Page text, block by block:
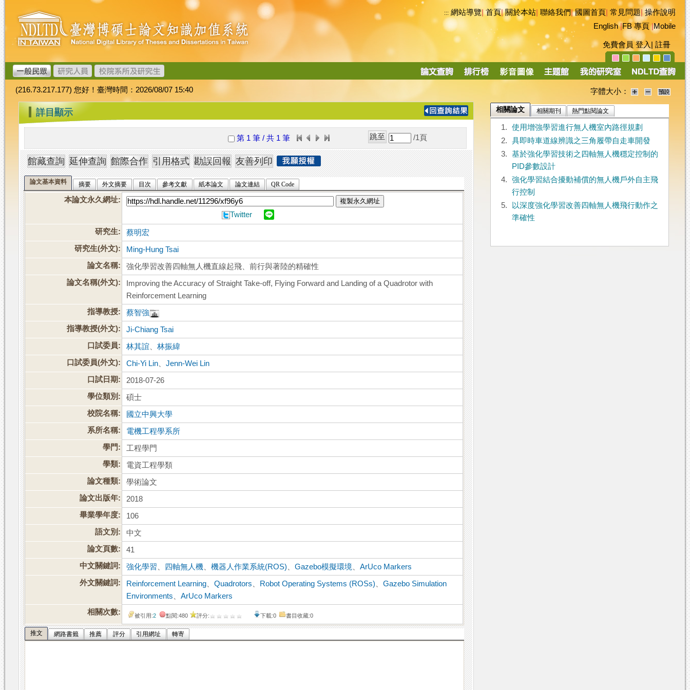
跳
到
主
要
內
容
臺
灣
博
碩
士
論
文
加
值
系
統
::: 網站導覽|首頁|關於本站 聯絡我們|國圖首頁 常見問題|操作說明
English|FB 專頁|Mobile
免費會員 登入 註冊
導
(216.73.217.177) 您好！臺灣時間：2026/08/07 15:40 字體大小：
::: 詳目顯示
第 1 筆 / 共 1 筆 /1 頁
論文基本資料 摘要 外文摘要 目次 參考文獻 紙本論文 論文連結 QR Code
本論文永久網址: 複製永久網址
Twitter
研究生:
蔡明宏
研究生(外文):
Ming-Hung Tsai
論文名稱:
強化學習改善四軸無人機直線起飛、前行與著陸的精確性
論文名稱(外文):
Improving the Accuracy of Straight Take-off, Flying Forward and Landing of a Quadrotor with
Reinforcement Learning
指導教授:
蔡智強
指導教授(外文):
Ji-Chiang Tsai
口試委員:
林其誼 、林振緯
口試委員(外文):
Chi-Yi Lin 、Jenn-Wei Lin
口試日期:
2018-07-26
學位類別:
碩士
校院名稱:
國立中興大學
系所名稱:
電機工程學系所
學門:
工程學門
學類:
電資工程學類
論文種類:
學術論文
論文出版年:
2018
畢業學年度:
106
語文別:
中文
論文頁數:
41
中文關鍵詞:
強化學習 四軸無人機 、機器人作業系統(ROS) 、Gazebo模擬環境 、ArUco Markers
外文關鍵詞:
Reinforcement Learning 、Quadrotors Robot Operating Systems (ROSs) 、Gazebo Simulation
Environments 、ArUco Markers
相關次數:
被引用:2 點閱:480 評分: 下載:0 書目收藏:0
推文 網路書籤 推薦 評分 引用網址 轉寄
相關論文 相關期刊 熱門點閱論文
1.
使用增強學習進行無人機室內路徑規劃
2.
具即時車道線辨識之三角履帶自走車開發
3.
基於強化學習技術之四軸無人機穩定控制的
PID參數設計
4.
強化學習結合擾動補償的無人機戶外自主飛
行控制
5.
以深度強化學習改善四軸無人機飛行動作之
準確性